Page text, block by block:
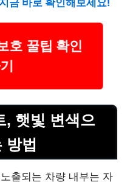
호 꿀팁 확인
, 햇빛 변색으
방법
출되는 차량 내부는 자